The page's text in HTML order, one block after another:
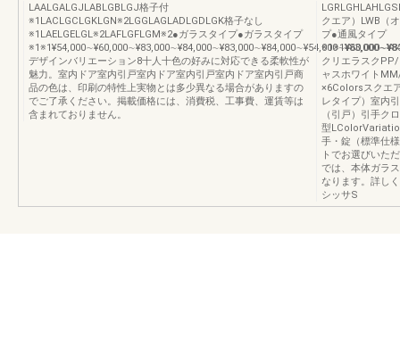
LAALGALGJLABLGBLGJ格子付
※1LACLGCLGKLGN※2LGGLAGLADLGDLGK格子なし
※1LAELGELGL※2LAFLGFLGM※2●ガラスタイプ●ガラスタイプ
デザインバリエーション8十人十色の好みに対応できる柔軟性が
魅力。室内ドア室内引戸室内ドア室内引戸室内ドア室内引戸商
品の色は、印刷の特性上実物とは多少異なる場合がありますの
でご了承ください。掲載価格には、消費税、工事費、運賃等は
含まれておりません。
クエア）LWB（
プ●通風タイプ
クリエラスク
ャスホワイト
×6Colorsスクエ
レタイプ）室内
（引戸）引手ク
型
手・錠（標準仕
トでお選びいた
では、本体ガラ
なります。詳し
シッサS